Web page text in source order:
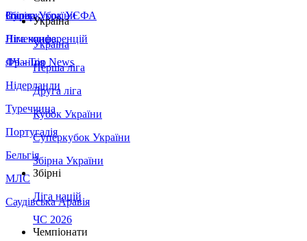
Збірна України
Італія
Німеччина
Франція
Нідерланди
Туреччина
Португалія
Бельгія
МЛС
Саудівська Аравія
Суперкубок УЄФА
Ліга конференцій
ЛЧ - Top News
Україна
Україна
Перша ліга
Друга ліга
Кубок України
Суперкубок України
Збірна України
Збірні
Ліга націй
ЧС 2026
Чемпіонати